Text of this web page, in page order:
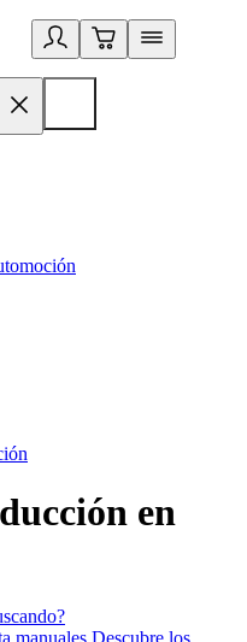
en
manuales Descubre los